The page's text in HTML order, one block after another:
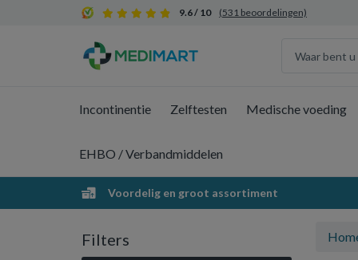
9.6 / 10 (531 beoordelingen)
Incontinentie Zelftesten Medische voeding
EHBO / Verbandmiddelen
Voordelig en groot assortiment
Filters